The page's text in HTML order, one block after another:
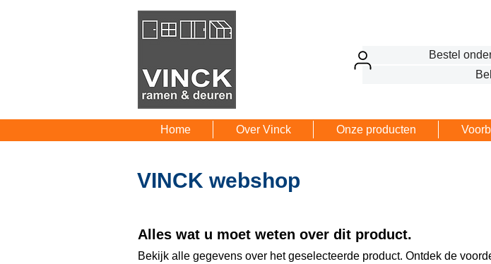
Bestel
Home Over Vinck Onze producten
VINCK webshop
Alles wat u moet weten over dit product.
Bekijk alle gegevens over het geselecteerde product. Ontdek de